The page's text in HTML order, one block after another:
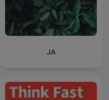
JA